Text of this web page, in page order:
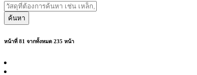
ค้นหา
หน้าที่ 81 จากทั้งหมด 235 หน้า